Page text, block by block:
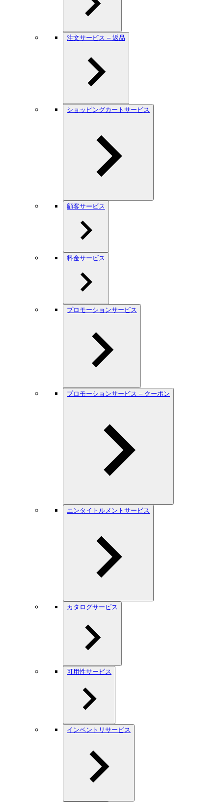
注文サービス – 返品
ショッピングカートサービス
顧客サービス
料金サービス
プロモーションサービス
プロモーションサービス – クーポン
エンタイトルメントサービス
カタログサービス
可用性サービス
インベントリサービス